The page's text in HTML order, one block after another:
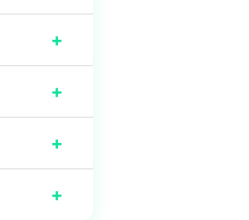
+
+
+
+